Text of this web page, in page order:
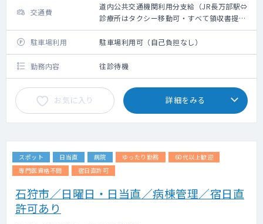
交通費
道内公共交通機関利用分支給（JR長万部駅⇔
診療所はタクシー移動可・すべて領収書提出
必須）
駐車場利用
駐車場利用可（自己負担なし）
勤務内容 往診待機
お気に入り 詳細をみる
スポット 日当直 病院 ゆったり勤務
60代以上歓迎
専門医資格不問
宿日直許可
石狩市／日曜日・日当直／病棟管理／宿日直
許可あり